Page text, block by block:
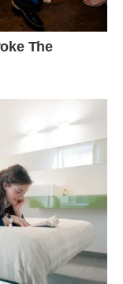
машину сумним
що у неї
і навіть не